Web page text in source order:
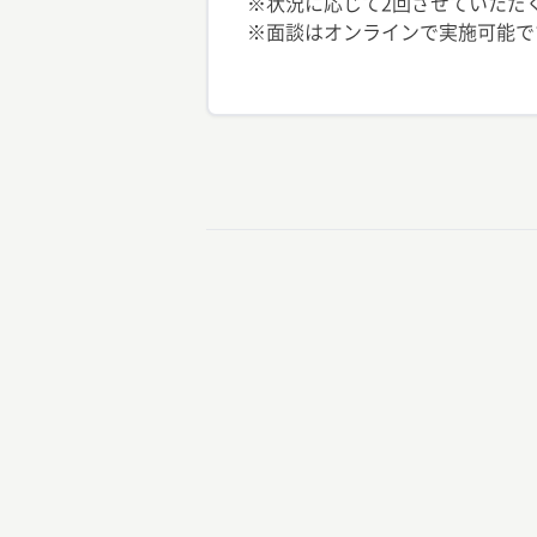
※面談はオンラインで実施可能で